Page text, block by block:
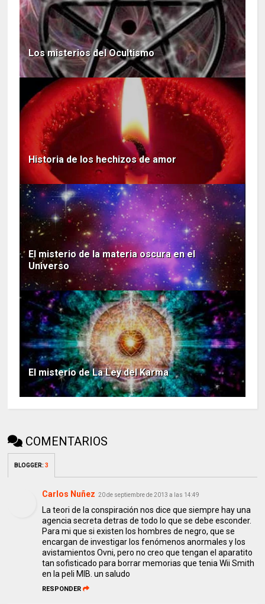
Los misterios del Ocultismo
Historia de los hechizos de amor
El misterio de la materia oscura en el
Universo
El misterio de La Ley del Karma
COMENTARIOS
BLOGGER:3
Carlos Nuñez 20 de septiembre de 2013 a las 14:49
La teori de la conspiración nos dice que siempre hay una
agencia secreta detras de todo lo que se debe esconder.
Para mi que si existen los hombres de negro, que se
encargan de investigar los fenómenos anormales y los
avistamientos Ovni, pero no creo que tengan el aparatito
tan sofisticado para borrar memorias que tenia Wii Smith
en la peli MIB. un saludo
RESPONDER